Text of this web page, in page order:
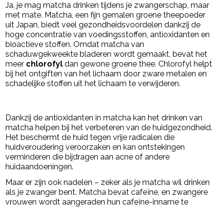
Ja, je mag matcha drinken tijdens je zwangerschap, maar
met mate. Matcha, een fijn gemalen groene theepoeder
uit Japan, biedt veel gezondheidsvoordelen dankzij de
hoge concentratie van voedingsstoffen, antioxidanten en
bioactieve stoffen. Omdat matcha van
schaduwgekweekte bladeren wordt gemaakt, bevat het
meer chlorofyl dan gewone groene thee. Chlorofyl helpt
bij het ontgiften van het lichaam door zware metalen en
schadelijke stoffen uit het lichaam te verwijderen.
Dankzij de antioxidanten in matcha kan het drinken van
matcha helpen bij het verbeteren van de huidgezondheid.
Het beschermt de huid tegen vrije radicalen die
huidveroudering veroorzaken en kan ontstekingen
verminderen die bijdragen aan acne of andere
huidaandoeningen.
Maar er zijn ook nadelen – zeker als je matcha wil drinken
als je zwanger bent. Matcha bevat cafeïne, en zwangere
vrouwen wordt aangeraden hun cafeïne-inname te